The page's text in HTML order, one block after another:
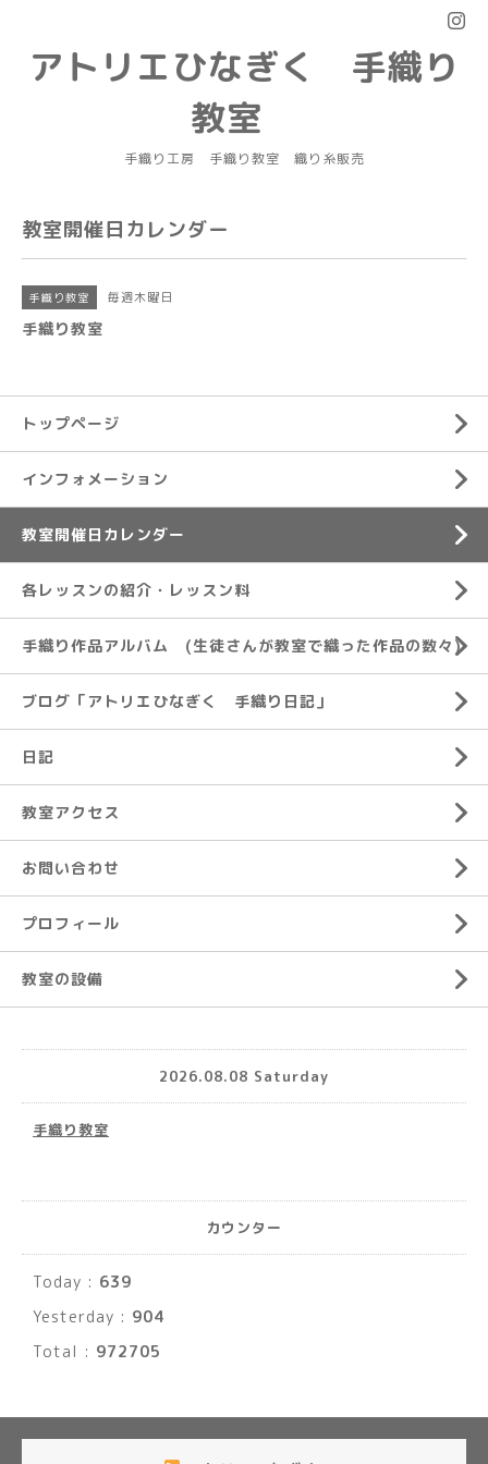
アトリエひなぎく 手織り
教室
手織り工房 手織り教室 織り糸販売
教室開催日カレンダー
手織り教室 毎週木曜日
手織り教室
トップページ
インフォメーション
教室開催日カレンダー
各レッスンの紹介・レッスン料
手織り作品アルバム (生徒さんが教室で織った作品の数々)
ブログ「アトリエひなぎく 手織り日記」
日記
教室アクセス
お問い合わせ
プロフィール
教室の設備
2026.08.08 Saturday
手織り教室
カウンター
Today : 639
Yesterday : 904
Total : 972705